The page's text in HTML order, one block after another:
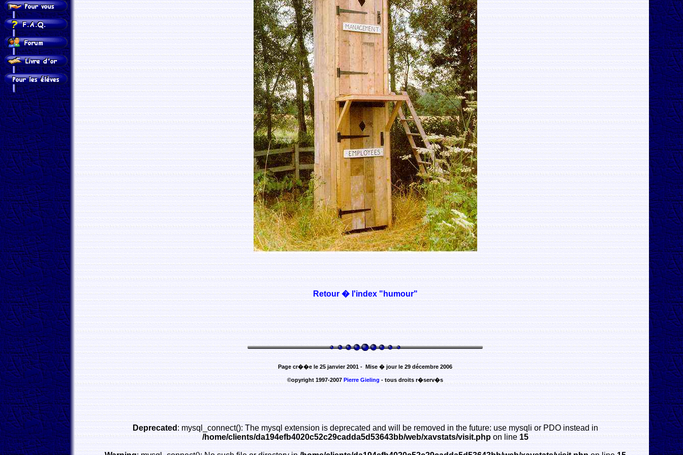
Retour � l'index "humour"
Page cr��e le 25 janvier 2001 - Mise � jour le 29 décembre 2006
©opyright 1997-2007Pierre Gieling- tous droits r�serv�s
Deprecated: mysql_connect(): The mysql extension is deprecated and will be removed in the future: use mysqli or PDO instead in
/home/clients/da194efb4020c52c29cadda5d53643bb/web/xavstats/visit.phpon line15